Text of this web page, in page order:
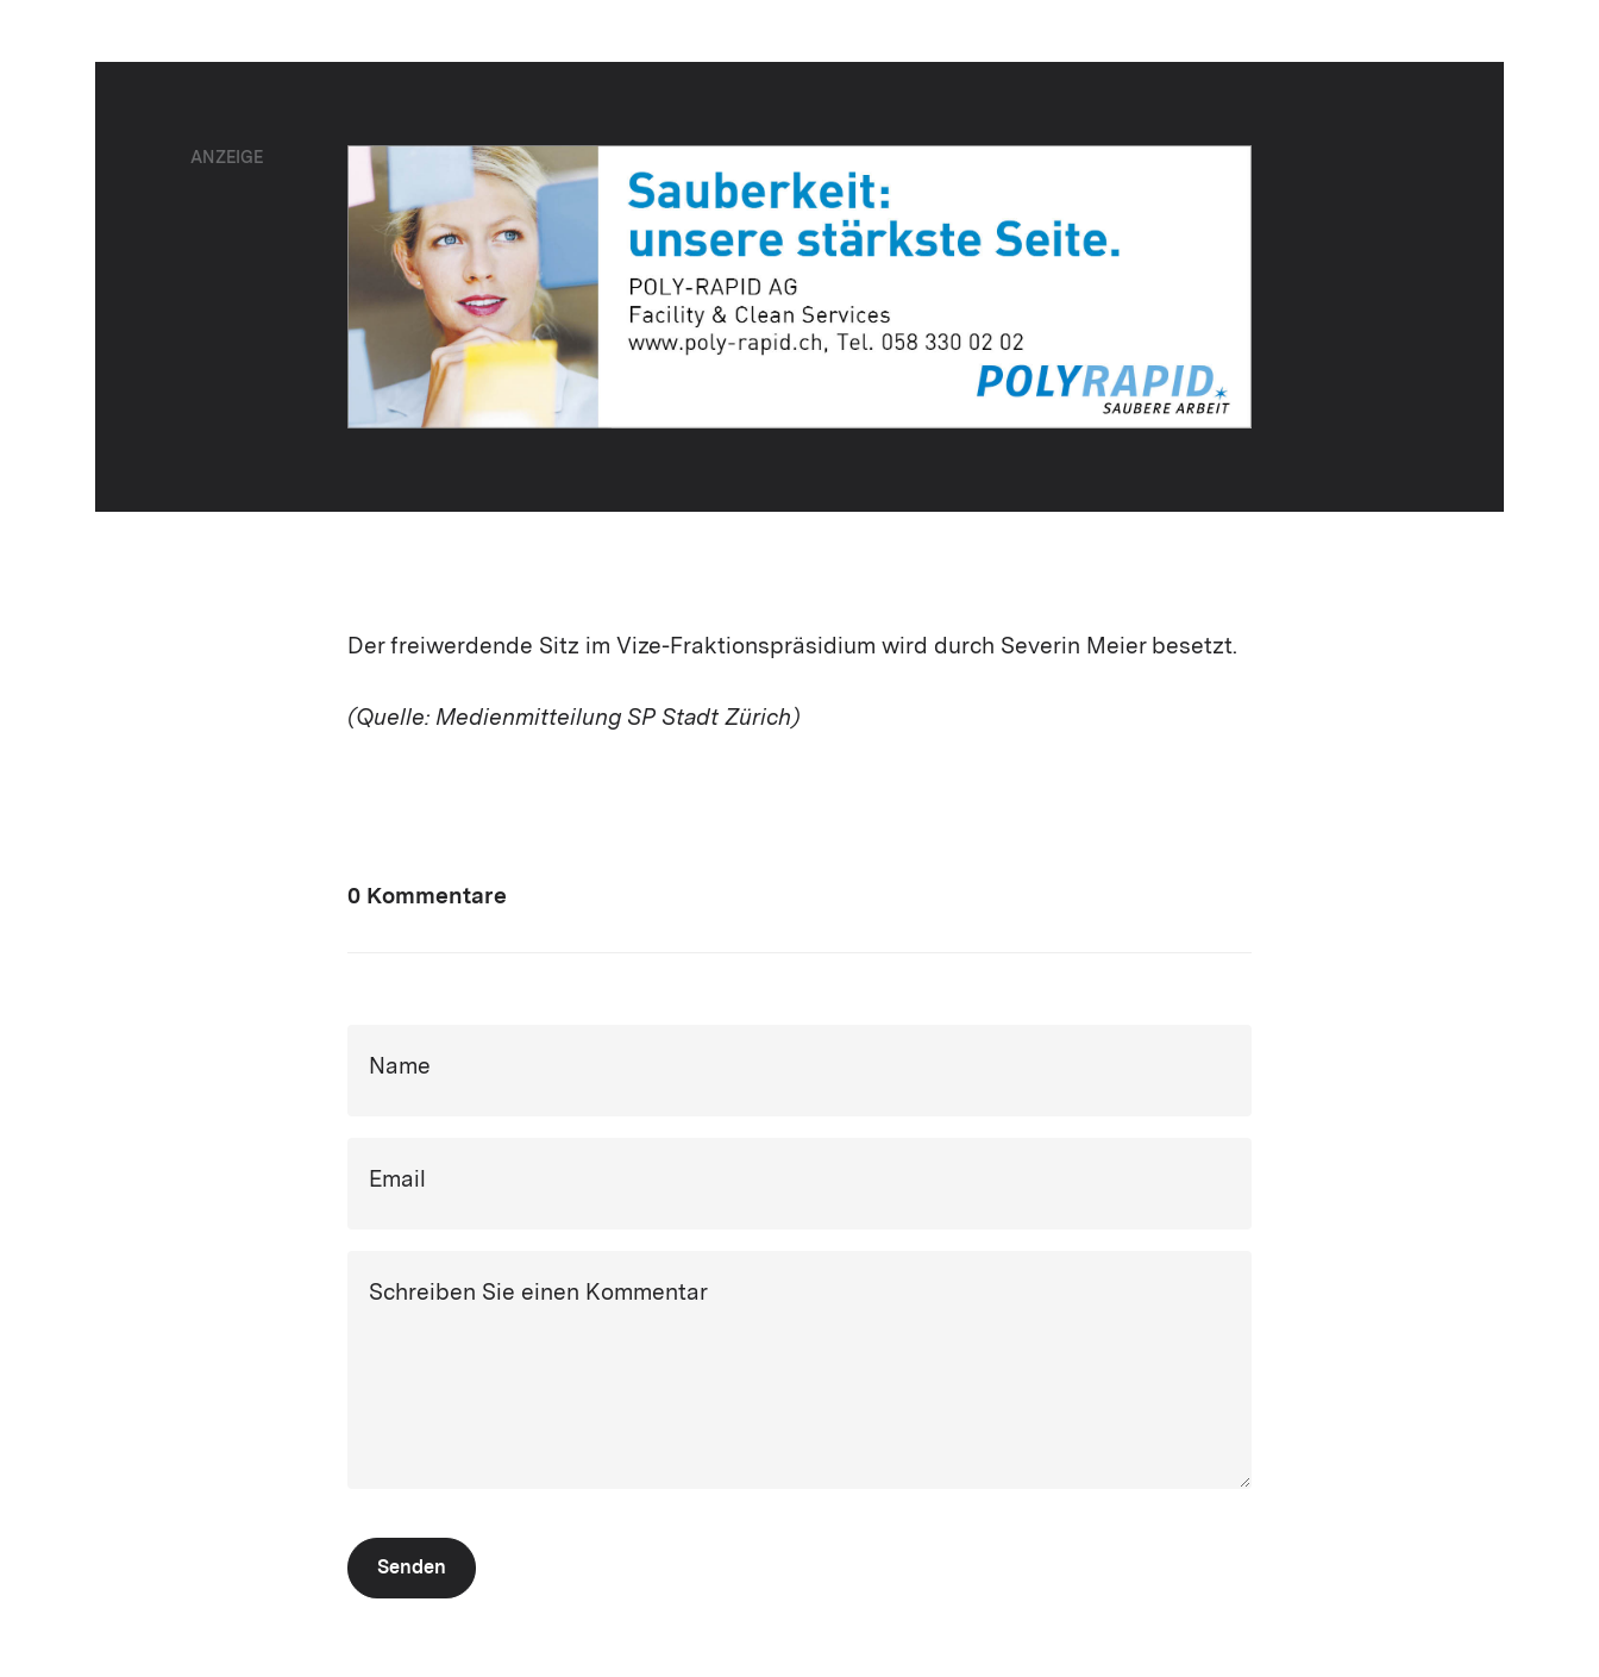
ANZEIGE
Der freiwerdende Sitz im Vize-Fraktionspräsidium wird durch Severin Meier besetzt.
(Quelle: Medienmitteilung SP Stadt Zürich)
0 Kommentare
Name
Email
Schreiben Sie einen Kommentar
Senden